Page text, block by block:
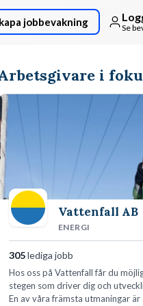
jobbevakning Se
i
Vattenfall AB
ENERGI
305lediga jobb
Hos oss på Vattenfall får du
stegen som driver dig och
En av våra främsta utmaningar